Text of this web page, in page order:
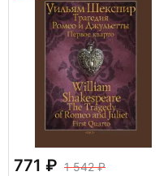
771
1 542